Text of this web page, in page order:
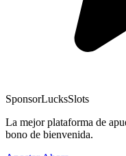
SponsorLucksSlots
La mejor plataforma de
bono de bienvenida.